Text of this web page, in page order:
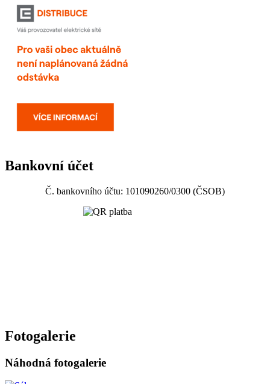
Bankovní účet
Č. bankovního účtu: 101090260/0300 (ČSOB)
Fotogalerie
Náhodná fotogalerie